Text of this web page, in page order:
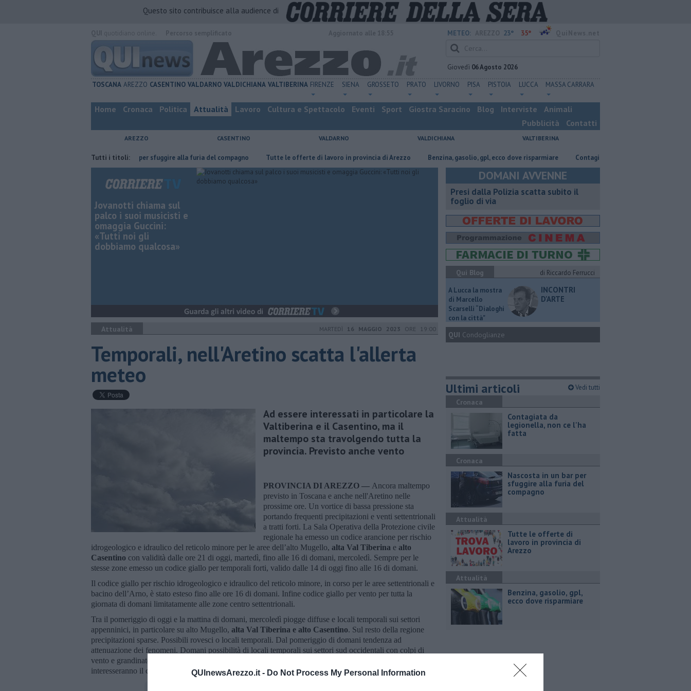
QUInewsArezzo.it - Do Not Process My Personal Information
Questo sito contribuisce alla audience di
METEO: 23° 35°
Giovedì 06 Agosto 2026
TOSCANA AREZZO CASENTINO VALDARNO VALDICHIANA VALTIBERINA FIRENZE SIENA GROSSETO PRATO LIVORNO PISA PISTOIA LUCCA MASSA CARRARA
Home Cronaca Politica Attualità Lavoro Cultura e Spettacolo Eventi Sport Giostra Saracino Blog Interviste
Animali
Pubblicità
Contatti
AREZZO CASENTINO VALDARNO VALDICHIANA VALTIBERINA
Tutti i titoli:
Nascosta in un bar per sfuggire alla furia del compagno ​Tutte le offerte di lavoro in provincia di Arezzo ​Benzina, gasolio, gpl, ecco dove risparmiare Contagiata da legionella, non ce l'ha fatta
Jovanotti chiama sul
palco i suoi musicisti e
omaggia Guccini:
«Tutti noi gli
dobbiamo qualcosa»
Attualità MARTEDÌ 16 MAGGIO 2023 ORE 19:00
Temporali, nell'Aretino scatta l'allerta
meteo
Ad essere interessati in particolare la
Valtiberina e il Casentino, ma il
maltempo sta travolgendo tutta la
provincia. Previsto anche vento
PROVINCIA DI AREZZO — Ancora maltempo
previsto in Toscana e anche nell'Aretino nelle
prossime ore. Un vortice di bassa pressione sta
portando frequenti precipitazioni e venti settentrionali
a tratti forti. La Sala Operativa della Protezione civile
regionale ha emesso un codice arancione per rischio
idrogeologico e idraulico del reticolo minore per le aree dell’alto Mugello, alta Val Tiberina e alto
Casentino con validità dalle ore 21 di oggi, martedì, fino alle 16 di domani, mercoledì. Sempre per le
stesse zone emesso un codice giallo per temporali forti, valido dalle 14 di oggi fino alle 16 di domani.
Il codice giallo per rischio idrogeologico e idraulico del reticolo minore, in corso per le aree settentrionali e
bacino dell’Arno, è stato esteso fino alle ore 16 di domani. Infine codice giallo per vento per tutta la
giornata di domani limitatamente alle zone centro settentrionali.
Tra il pomeriggio di oggi e la mattina di domani, mercoledì piogge diffuse e locali temporali sui settori
appenninici, in particolare su alto Mugello, alta Val Tiberina e alto Casentino. Sul resto della regione
precipitazioni sparse. Possibili rovesci o locali temporali. Dal pomeriggio di domani tendenza ad
attenuazione dei fenomeni. Domani possibilità di locali temporali sui settori sud occidentali con colpi di
vento e grandinate occasionali. Per le giornate di oggi e domani, raffiche di Tramontana-Grecale molto forti
interesseranno il crinale appenninico tosco-emiliano e forti nelle zone centro settentrionali.
DOMANI AVVENNE
Presi dalla Polizia scatta subito il
foglio di via
Qui Blog
di Riccardo Ferrucci
A Lucca la mostra
di Marcello
Scarselli “Dialoghi
con la città"
INCONTRI
D'ARTE
QUI Condoglianze
Ultimi articoli Vedi tutti
Cronaca
Contagiata da
legionella, non ce l'ha
fatta
Cronaca
Nascosta in un bar per
sfuggire alla furia del
compagno
Attualità
​Tutte le offerte di
lavoro in provincia di
Arezzo
Attualità
​Benzina, gasolio, gpl,
ecco dove risparmiare